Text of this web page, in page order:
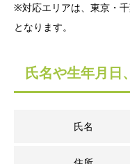
※対応エリアは、東京・
となります。
氏名や生年月日
氏名